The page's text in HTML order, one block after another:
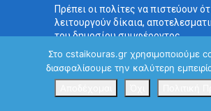
Πρέπει οι πολίτες να πιστεύουν
λειτουργούν δίκαια,
του δημοσίου συμφέροντος.
Η αποκατάσταση της
διαφάνεια, λογοδοσία,
διοίκηση, ανεξάρτητη και
Στο cstaikouras.gr χρησιμοποιούμε
διασφαλίσουμε την καλύτερη
Πολιτική